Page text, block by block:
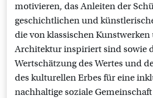
motivieren, das Anleiten der
geschichtlichen und
die von klassischen
Architektur inspiriert sind sowie
Wertschätzung des Wertes und
des kulturellen Erbes für eine
nachhaltige soziale